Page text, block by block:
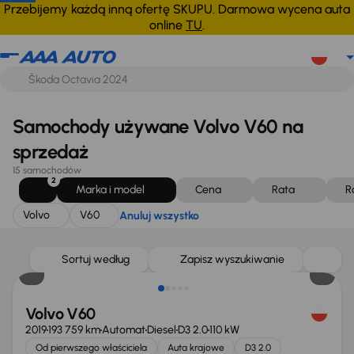
Przebijemy każdą inną ofertę SKUPU. Darmowa wycena auta
online TU.
Volvo V60 Anuluj wszystko
Samochody używane Volvo V60 na
sprzedaż
15 samochodów
2
Marka i model Cena Rata
Volvo
V60 Anuluj wszystko
Sortuj według Zapisz wyszukiwanie
Taniej o 500 zł
Volvo V60
2019193 759 kmAutomatDiesel D3 2.0110 kW
Od pierwszego właściciela Auta krajowe
D3 2.0